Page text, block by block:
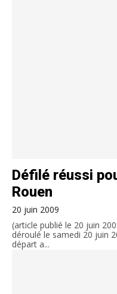
Défilé réussi
Rouen
20 juin 2009
(article publié le 20 juin
déroulé le samedi 20 juin
départ a...